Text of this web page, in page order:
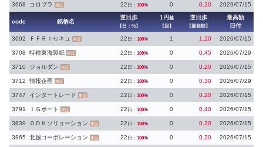
3668 コロプラ 東証 22 日： 100% 0 0.20 2026/07/15
code 銘柄名
逆日歩
【日：%】
1円 越
【回】
逆日歩
【最高額】
最高額
日付
3692
ＦＦＲＩセキュ 東証 22 日： 100% 1 1.20 2026/07/15
3708 特種東海製紙 東証 22 日： 100% 0 0.45 2026/07/29
3710 ジョルダン 東証 22 日： 100% 0 0.20 2026/07/15
3712 情報企画 東証 22 日： 100% 0 0.30 2026/07/29
3747 インタートレード 東証 22 日： 100% 0 0.20 2026/07/15
3791 ＩＧポート 東証 22 日： 100% 0 0.40 2026/07/15
3839 ＯＤＫソリューション 東証 22 日： 100% 0 0.20 2026/07/15
3865 北越コーポレーション 東証 22 日： 100% 0 0.20 2026/07/15